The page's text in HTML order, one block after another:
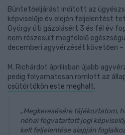
Büntetőeljárást indított az
képviselője év elején feljelentést
György úti gázolásért 3 és fél év
nem részesült megfelelő
decemberi agyvérzését követően –
M. Richárdot áprilisban újabb
pedig folyamatosan romlott az
csütörtökön este meghalt.
„Megkeresésére tájékoztatom,
néhai fogvatartott jogi
kelt feljelentése alapján